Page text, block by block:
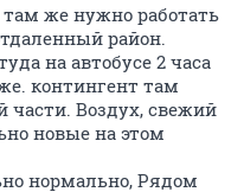
же нужно работать
район.
на автобусе 2 часа
контингент там
части. Воздух, свежий
новые на этом
нормально, Рядом